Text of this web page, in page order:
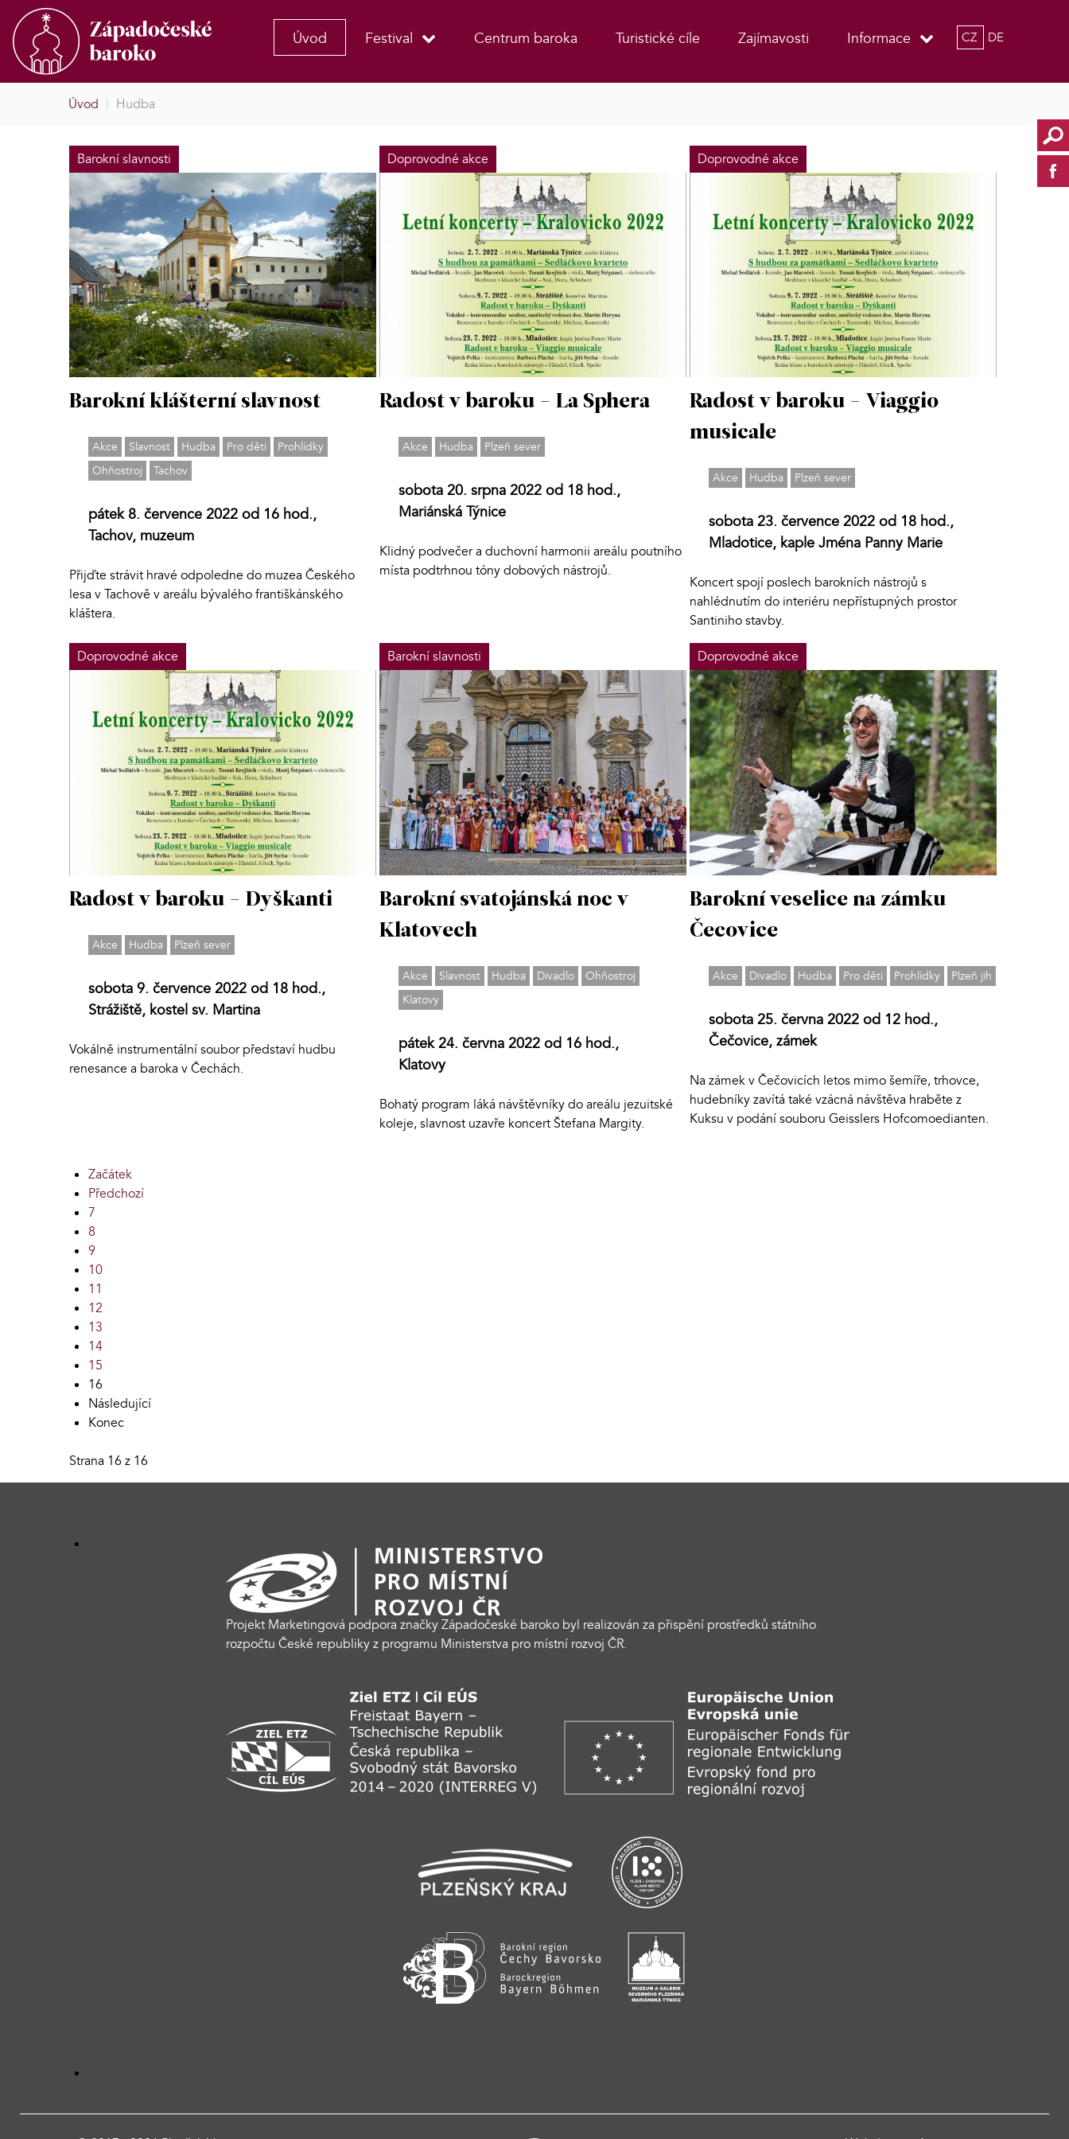
Úvod Festival Centrum baroka Turistické cíle Zajímavosti Informace CZ DE
Úvod | Hudba
Barokní slavnosti
Barokní klášterní slavnost
Akce Slavnost Hudba Pro děti
Prohlídky
Ohňostroj
Tachov
pátek 8. července 2022 od 16 hod.,
Tachov, muzeum
Přijďte strávit hravé odpoledne do muzea Českého
lesa v Tachově v areálu bývalého františkánského
kláštera.
Doprovodné akce
Radost v baroku - La Sphera
Akce Hudba Plzeň sever
sobota 20. srpna 2022 od 18 hod.,
Mariánská Týnice
Klidný podvečer a duchovní harmonii areálu poutního
místa podtrhnou tóny dobových nástrojů.
Doprovodné akce
Radost v baroku - Viaggio
musicale
Akce Hudba Plzeň sever
sobota 23. července 2022 od 18 hod.,
Mladotice, kaple Jména Panny Marie
Koncert spojí poslech barokních nástrojů s
nahlédnutím do interiéru nepřístupných prostor
Santiniho stavby.
Doprovodné akce
Radost v baroku - Dyškanti
Akce Hudba Plzeň sever
sobota 9. července 2022 od 18 hod.,
Strážiště, kostel sv. Martina
Vokálně instrumentální soubor představí hudbu
renesance a baroka v Čechách.
Barokní slavnosti
Barokní svatojánská noc v
Klatovech
Akce Slavnost Hudba Divadlo
Ohňostroj
Klatovy
pátek 24. června 2022 od 16 hod.,
Klatovy
Bohatý program láká návštěvníky do areálu jezuitské
koleje, slavnost uzavře koncert Štefana Margity.
Doprovodné akce
Barokní veselice na zámku
Čecovice
Akce Divadlo Hudba Pro děti Prohlídky Plzeň jih
sobota 25. června 2022 od 12 hod.,
Čečovice, zámek
Na zámek v Čečovicích letos mimo šemíře, trhovce,
hudebníky zavítá také vzácná návštěva hraběte z
Kuksu v podání souboru Geisslers Hofcomoedianten.
Začátek
Předchozí
7
8
9
10
11
12
13
14
15
16
Následující
Konec
Strana 16 z 16
Projekt Marketingová podpora značky Západočeské baroko byl realizován za přispění prostředků státního
rozpočtu České republiky z programu Ministerstva pro místní rozvoj ČR.